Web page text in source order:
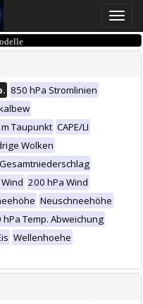
Toggle
850 hPa Stromlinien
Taupunkt CAPE/LI
Wolken
Gesamtniederschlag
200 hPa Wind
Neuschneehöhe
hPa Temp. Abweichung
Wellenhoehe